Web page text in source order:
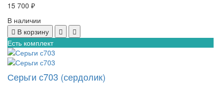
15 700 ₽
В наличии
В корзину
Есть комплект
Серьги с703 (сердолик)